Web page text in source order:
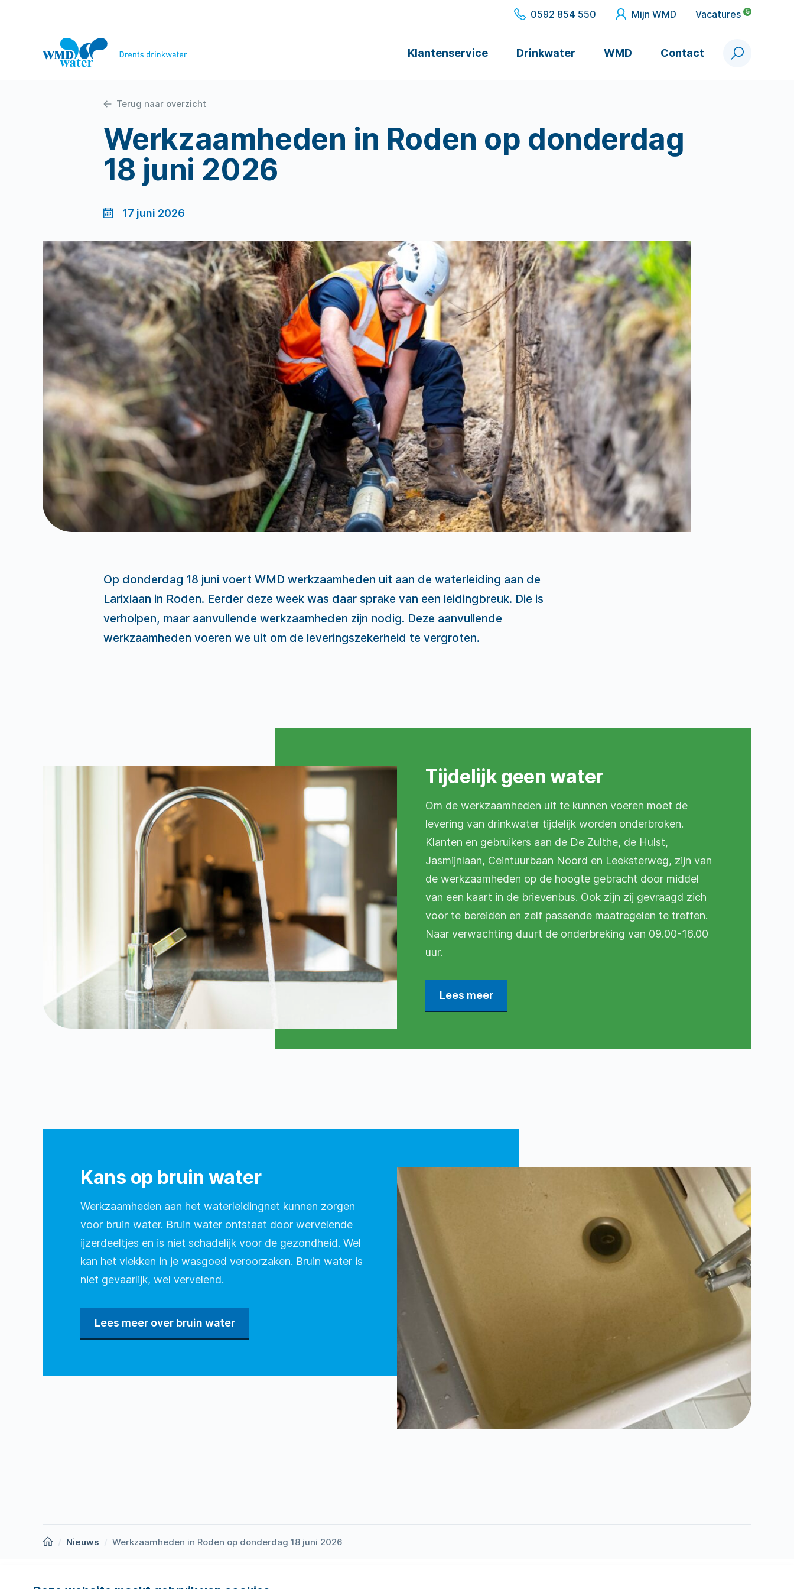
0592 854 550 Mijn WMD Vacatures 5
WMD
Drinkwater
Klantenservice Drinkwater WMD Contact Zoek
Werkzaamheden in Roden op donderdag
18 juni 2026
Terug naar overzicht
17 juni 2026
Op donderdag 18 juni voert WMD werkzaamheden uit aan de waterleiding aan de
Larixlaan in Roden. Eerder deze week was daar sprake van een leidingbreuk. Die is
verholpen, maar aanvullende werkzaamheden zijn nodig. Deze aanvullende
werkzaamheden voeren we uit om de leveringszekerheid te vergroten.
Tijdelijk geen water
Om de werkzaamheden uit te kunnen voeren moet de
levering van drinkwater tijdelijk worden onderbroken.
Klanten en gebruikers aan de De Zulthe, de Hulst,
Jasmijnlaan, Ceintuurbaan Noord en Leeksterweg, zijn van
de werkzaamheden op de hoogte gebracht door middel
van een kaart in de brievenbus. Ook zijn zij gevraagd zich
voor te bereiden en zelf passende maatregelen te treffen.
Naar verwachting duurt de onderbreking van 09.00-16.00
uur.
Lees meer
Kans op bruin water
Werkzaamheden aan het waterleidingnet kunnen zorgen
voor bruin water. Bruin water ontstaat door wervelende
ijzerdeeltjes en is niet schadelijk voor de gezondheid. Wel
kan het vlekken in je wasgoed veroorzaken. Bruin water is
niet gevaarlijk, wel vervelend.
Lees meer over bruin water
Homepage
Nieuws Werkzaamheden in Roden op donderdag 18 juni 2026